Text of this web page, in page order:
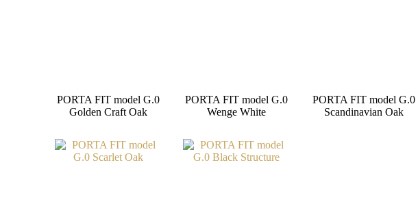
PORTA FIT model G.0
Golden Craft Oak
PORTA FIT model G.0
Wenge White
PORTA FIT model G.0
Scandinavian Oak